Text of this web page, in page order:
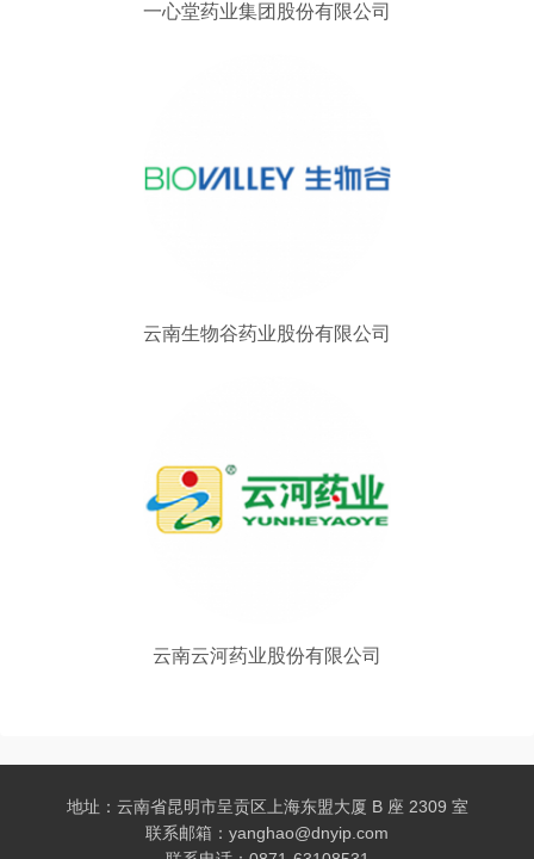
一心堂药业集团股份有限公司
云南生物谷药业股份有限公司
云南云河药业股份有限公司
地址：云南省昆明市呈贡区上海东盟大厦 B 座 2309 室
联系邮箱：yanghao@dnyip.com